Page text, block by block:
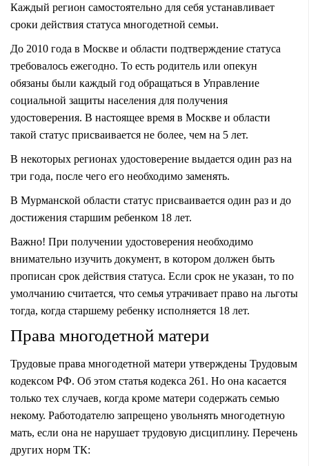
Каждый регион самостоятельно для себя устанавливает
сроки действия статуса многодетной семьи.
До 2010 года в Москве и области подтверждение статуса
требовалось ежегодно. То есть родитель или опекун
обязаны были каждый год обращаться в Управление
социальной защиты населения для получения
удостоверения. В настоящее время в Москве и области
такой статус присваивается не более, чем на 5 лет.
В некоторых регионах удостоверение выдается один раз на
три года, после чего его необходимо заменять.
В Мурманской области статус присваивается один раз и до
достижения старшим ребенком 18 лет.
Важно! При получении удостоверения необходимо
внимательно изучить документ, в котором должен быть
прописан срок действия статуса. Если срок не указан, то по
умолчанию считается, что семья утрачивает право на льготы
тогда, когда старшему ребенку исполняется 18 лет.
Права многодетной матери
Трудовые права многодетной матери утверждены Трудовым
кодексом РФ. Об этом статья кодекса 261. Но она касается
только тех случаев, когда кроме матери содержать семью
некому. Работодателю запрещено увольнять многодетную
мать, если она не нарушает трудовую дисциплину. Перечень
других норм ТК: